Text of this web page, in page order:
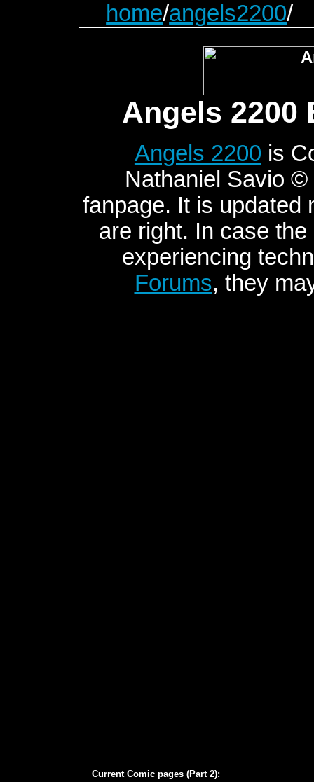
home/angels2200/
Angels 2200
Angels 2200 is
Nathaniel Savio
fanpage. It is updated
are right. In case
experiencing
Forums, they
Current Comic pages (Part 2):